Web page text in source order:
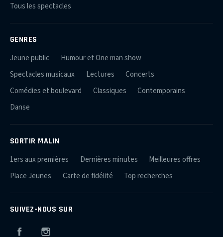
Tous les spectacles
GENRES
Jeune public
Humour et One man show
Spectacles musicaux
Lectures
Concerts
Comédies et boulevard
Classiques
Contemporains
Danse
SORTIR MALIN
1ers aux premières Dernières minutes
Meilleures offres
Place Jeunes
Carte de fidélité Top recherches
SUIVEZ-NOUS SUR
Facebook